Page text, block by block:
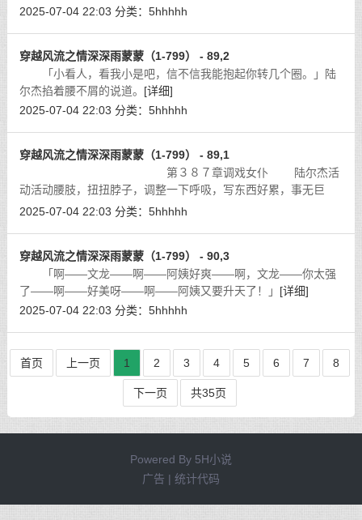
2025-07-04 22:03 分类： 5hhhhh
穿越风流之情深深雨蒙蒙（1-799） - 89,2
「小看人，看我小是吧，信不信我能抱起你转几个圈。」陆
尔杰掐着腰不屑的说道。 [详细]
2025-07-04 22:03 分类： 5hhhhh
穿越风流之情深深雨蒙蒙（1-799） - 89,1
第３８７章调戏女仆 陆尔杰活
动活动腰肢，扭扭脖子，调整一下呼吸，写东西好累，事无巨
细，作为至尊集团的董事长，他所面临的问题太多太多了，作为
2025-07-04 22:03 分类： 5hhhhh
穿越风流之情深深雨蒙蒙（1-799） - 90,3
「啊——文龙——啊——阿姨好爽——啊，文龙——你太强
了——啊——好美呀——啊——阿姨又要升天了！」 [详细]
2025-07-04 22:03 分类： 5hhhhh
首页 上一页 1 2 3 4 5 6 7 8
下一页 共35页
Powered By 5H小说
广告 | 统计代码